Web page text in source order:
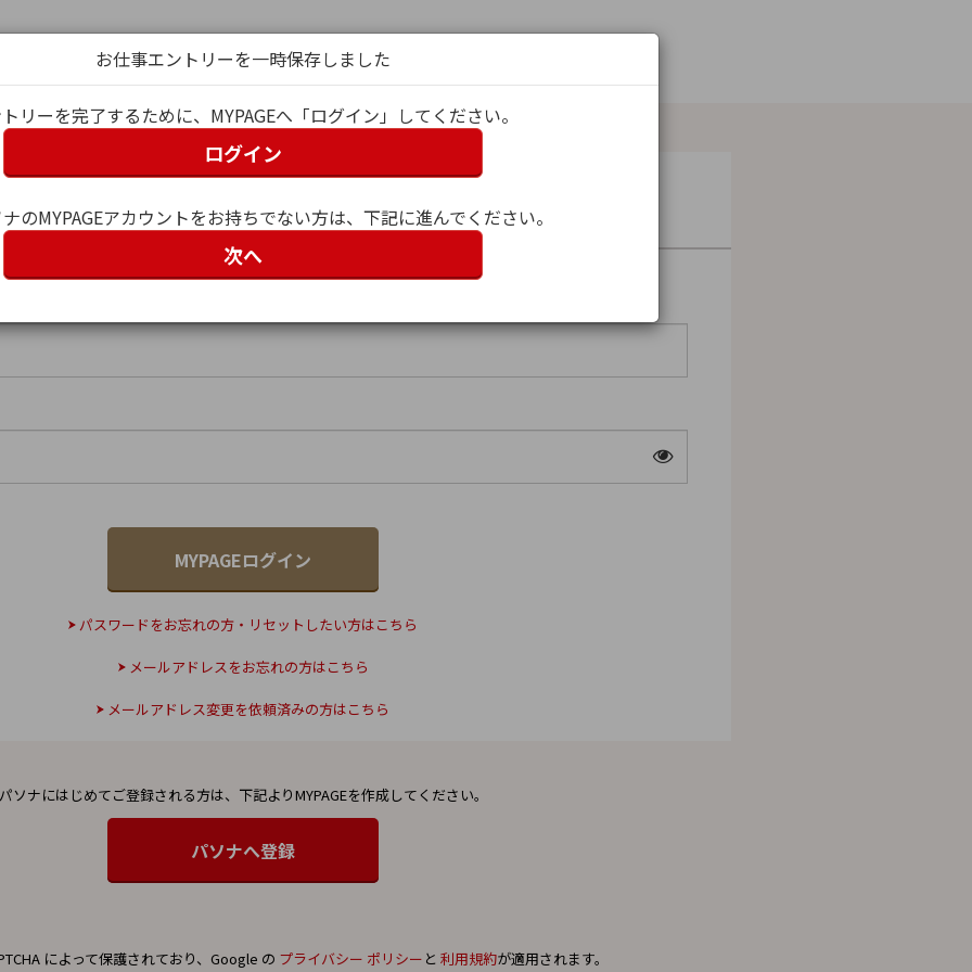
ン
）
パスワードをお忘れの方・リセットしたい方はこちら
メールアドレスをお忘れの方はこちら
メールアドレス変更を依頼済みの方はこちら
パソナにはじめてご登録される方は、 下記よりMYPAGEを作成してください。
によって保護されており、Google の プライバシー ポリシー と 利用規約が適用されます。
お仕事エントリーを一時保存しました
リーを完了するために、MYPAGEへ「ログイン」してください。
ログイン
のMYPAGEアカウントをお持ちでない方は、下記に進んでください。
次へ